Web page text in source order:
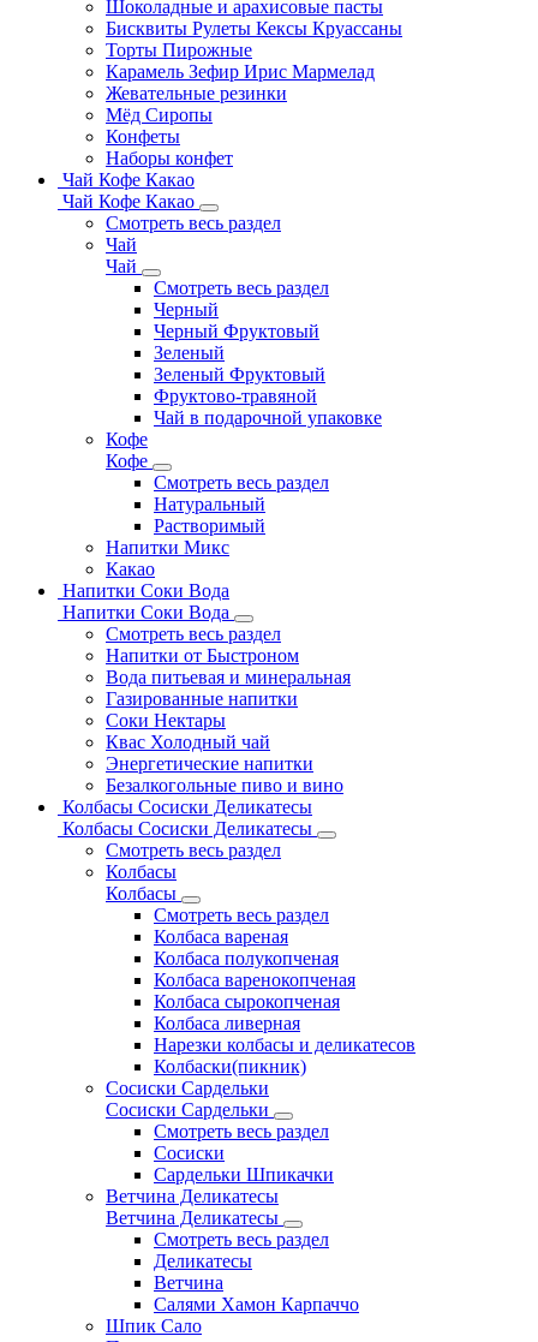
Шоколадные и арахисовые пасты
Бисквиты Рулеты Кексы Круассаны
Торты Пирожные
Карамель Зефир Ирис Мармелад
Жевательные резинки
Мёд Сиропы
Конфеты
Наборы конфет
Чай Кофе Какао
Чай Кофе Какао
Смотреть весь раздел
Чай
Чай
Смотреть весь раздел
Черный
Черный Фруктовый
Зеленый
Зеленый Фруктовый
Фруктово-травяной
Чай в подарочной упаковке
Кофе
Кофе
Смотреть весь раздел
Натуральный
Растворимый
Напитки Микс
Какао
Напитки Соки Вода
Напитки Соки Вода
Смотреть весь раздел
Напитки от Быстроном
Вода питьевая и минеральная
Газированные напитки
Соки Нектары
Квас Холодный чай
Энергетические напитки
Безалкогольные пиво и вино
Колбасы Сосиски Деликатесы
Колбасы Сосиски Деликатесы
Смотреть весь раздел
Колбасы
Колбасы
Смотреть весь раздел
Колбаса вареная
Колбаса полукопченая
Колбаса варенокопченая
Колбаса сырокопченая
Колбаса ливерная
Нарезки колбасы и деликатесов
Колбаски(пикник)
Сосиски Сардельки
Сосиски Сардельки
Смотреть весь раздел
Сосиски
Сардельки Шпикачки
Ветчина Деликатесы
Ветчина Деликатесы
Смотреть весь раздел
Деликатесы
Ветчина
Салями Хамон Карпаччо
Шпик Сало